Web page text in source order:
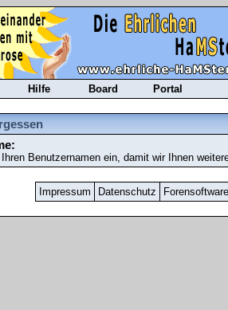
Hilfe Board Portal
Benutzernamen ein, damit wir Ihnen
Impressum Datenschutz